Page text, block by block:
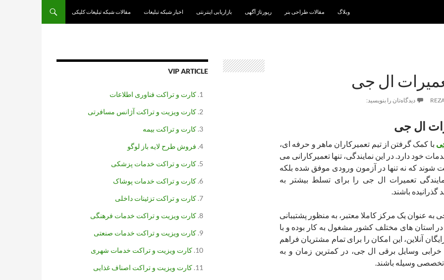
وبلاگ
مقالات طراحی بنر رپورتاژ آگهی بازاریابی اینترنتی اخبار شبکه تبلیغات مقالات شبکه تبلیغات کلیکی
ال جی
دیدگاه‌تان را بنویسید:
ال جی
با کمک گرفتن از تیم تعمیرکاران ماهر و حرفه ای،
خود دارد. در این نمایندگی، تنها تعمیرکارانی می
شوند که نه تنها در آزمون ورودی موفق شده بلکه
تعمیرات ال جی را برای تسلط بیشتر به
گذرانیده باشند.
به عنوان یک مرکز کاملا معتبر، به منظور پشتیبانی
استان های مختلف کشور مشغول به کار بوده و با
آنلاین، این امکان را برای تمام مشتریان فراهم
وسایل برقی ال جی، در کمترین زمان و به
تخصصی وسیله باشند.
VIP ARTICLE
کارت و تراکت فناوری اطلاعات
کارت ویزیت و تراکت آژانس مسافرتی
کارت و تراکت بیمه
فروش طرح لایه باز لوگو
کارت و تراکت خدمات پزشکی
کارت و تراکت خدمات پوشاک
کارت و تراکت تزئینات داخلی
کارت ویزیت و تراکت خدمات فرهنگی
کارت ویزیت و تراکت خدمات صنعتی
کارت ویزیت و تراکت خدمات شهری
کارت ویزیت و تراکت اصناف غذایی